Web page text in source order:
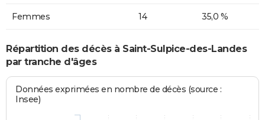
Femmes 14 35,0 %
Répartition des décès à Saint-Sulpice-des-Landes
par tranche d'âges
Données exprimées en nombre de décès (source :
Insee)